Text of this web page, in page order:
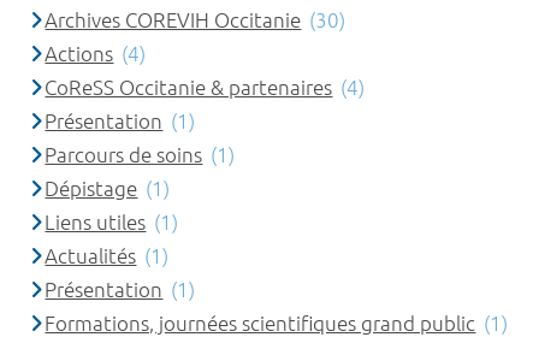
Archives COREVIH Occitanie (30)
Actions (4)
CoReSS Occitanie & partenaires (4)
Présentation (1)
Parcours de soins (1)
Dépistage (1)
Liens utiles (1)
Actualités (1)
Présentation (1)
Formations, journées scientifiques grand public (1)